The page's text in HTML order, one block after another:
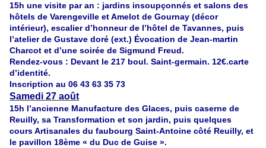
15h une visite par an : jardins insoupçonnés et salons des
hôtels de Varengeville et Amelot de Gournay (décor
intérieur), escalier d’honneur de l’hôtel de Tavannes, puis
l’atelier de Gustave doré (ext.) Évocation de Jean-martin
Charcot et d’une soirée de Sigmund Freud.
Rendez-vous : Devant le 217 boul. Saint-germain. 12€.carte
d’identité.
Inscription au 06 43 63 35 73
Samedi 27 août
15h l’ancienne Manufacture des Glaces, puis caserne de
Reuilly, sa Transformation et son jardin, puis quelques
cours Artisanales du faubourg Saint-Antoine côté Reuilly, et
le pavillon 18ème « du Duc de Guise ».